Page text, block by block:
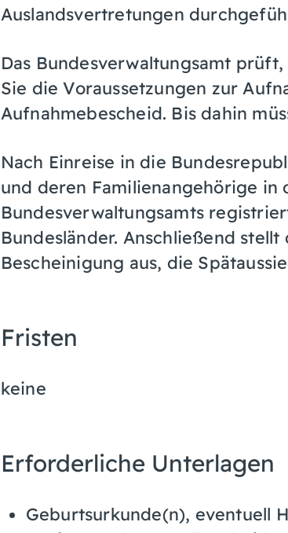
Auslandsvertretungen
Das Bundesverwaltungsamt
Sie die Voraussetzungen zur
Aufnahmebescheid. Bis dahin
Nach Einreise in die
und deren Familienangehörige in
Bundesverwaltungsamts
Bundesländer. Anschließend
Bescheinigung aus, die
Fristen
keine
Erforderliche Unterlagen
Geburtsurkunde(n), eventuell